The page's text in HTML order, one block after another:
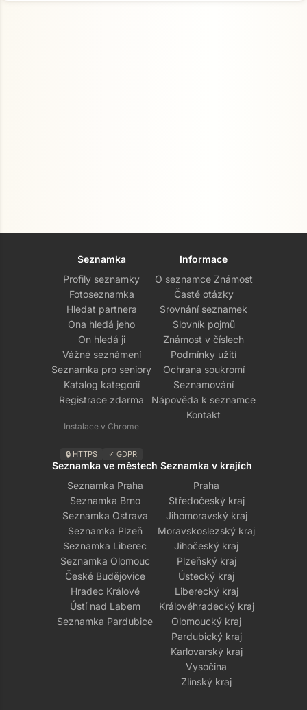
Seznamka
Profily seznamky
Fotoseznamka
Hledat partnera
Ona hledá jeho
On hledá ji
Vážné seznámení
Seznamka pro seniory
Katalog kategorií
Registrace zdarma
Instalace v Chrome
🔒 HTTPS ✓ GDPR
Informace
O seznamce Známost
Časté otázky
Srovnání seznamek
Slovník pojmů
Známost v číslech
Podmínky užití
Ochrana soukromí
Seznamování
Nápověda k seznamce
Kontakt
Seznamka ve městech
Seznamka Praha
Seznamka Brno
Seznamka Ostrava
Seznamka Plzeň
Seznamka Liberec
Seznamka Olomouc
České Budějovice
Hradec Králové
Ústí nad Labem
Seznamka Pardubice
Seznamka v krajích
Praha
Středočeský kraj
Jihomoravský kraj
Moravskoslezský kraj
Jihočeský kraj
Plzeňský kraj
Ústecký kraj
Liberecký kraj
Královéhradecký kraj
Olomoucký kraj
Pardubický kraj
Karlovarský kraj
Vysočina
Zlínský kraj